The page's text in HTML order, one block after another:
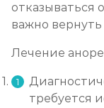
отказываться
важно
Лечение
требуется